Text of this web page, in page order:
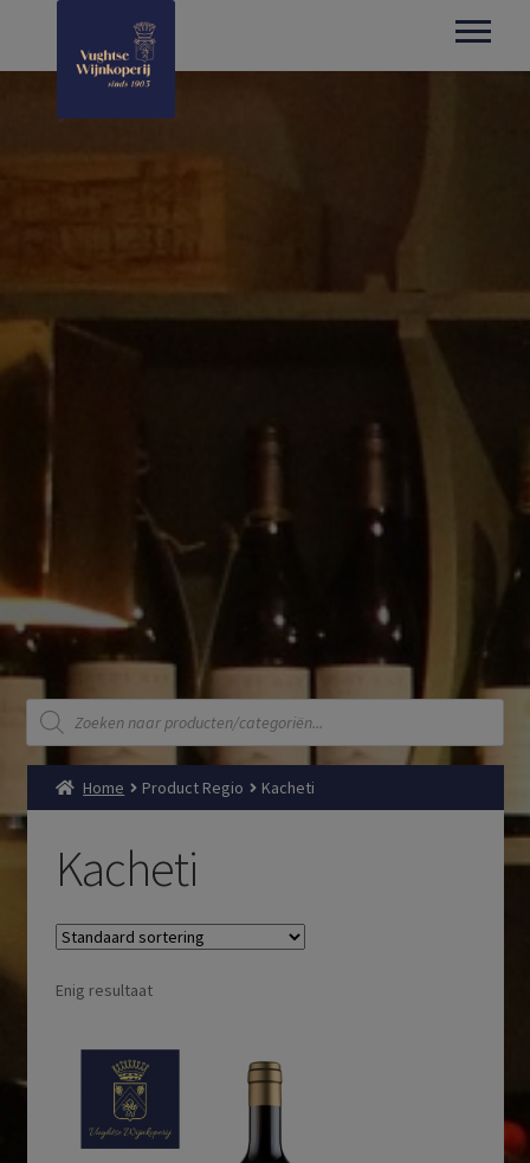
Producten
zoeken
Home Product Regio Kacheti
Kacheti
Enig resultaat